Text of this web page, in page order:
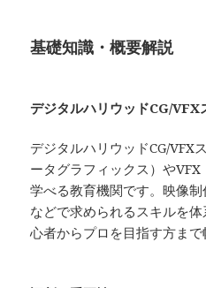
基礎知識・概要解説
デジタルハリウッドCG/VFX
デジタルハリウッドCG/VFX
ータグラフィックス）や
学べる教育機関です。映像
などで求められるスキルを
心者からプロを目指す方まで